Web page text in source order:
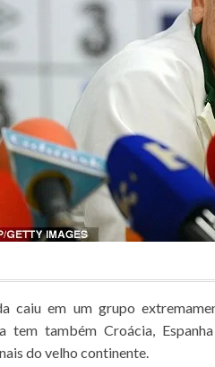
caiu em um grupo
tem também Croácia,
do velho continente.